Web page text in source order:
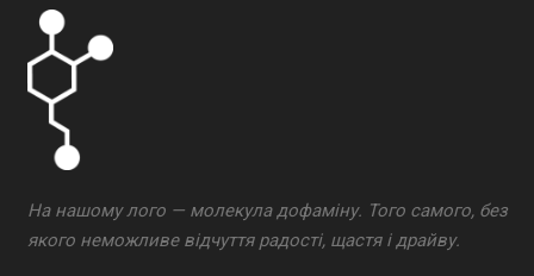
На нашому лого — молекула дофаміну. Того самого, без
якого неможливе відчуття радості, щастя і драйву.